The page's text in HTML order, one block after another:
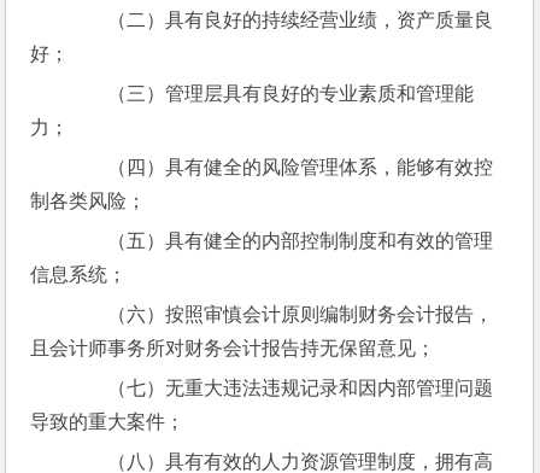
（二）具有良好的持续经营业绩，资产质量良
好；
（三）管理层具有良好的专业素质和管理能
力；
（四）具有健全的风险管理体系，能够有效控
制各类风险；
（五）具有健全的内部控制制度和有效的管理
信息系统；
（六）按照审慎会计原则编制财务会计报告，
且会计师事务所对财务会计报告持无保留意见；
（七）无重大违法违规记录和因内部管理问题
导致的重大案件；
（八）具有有效的人力资源管理制度，拥有高